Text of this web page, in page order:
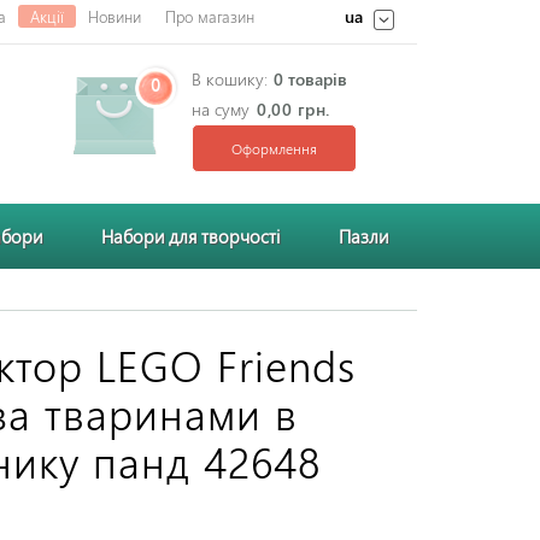
Акції Новини Про магазин ua
0 В кошику: 0 товарів
на суму 0,00 грн.
Оформлення
Набори для творчості Пазли
LEGO Friends
тваринами в
панд 42648